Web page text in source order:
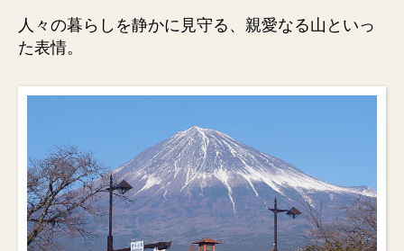
人々の暮らしを静かに見守る、親愛なる山といっ
た表情。